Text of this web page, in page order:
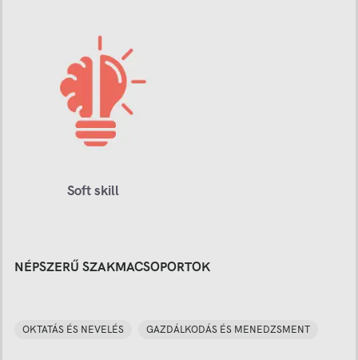
Soft skill
NÉPSZERŰ SZAKMACSOPORTOK
OKTATÁS ÉS NEVELÉS GAZDÁLKODÁS ÉS MENEDZSMENT